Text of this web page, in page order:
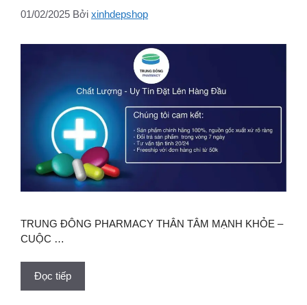
01/02/2025 Bởi xinhdepshop
TRUNG ĐÔNG PHARMACY THÂN TÂM MẠNH KHỎE –
CUỘC …
Đọc tiếp